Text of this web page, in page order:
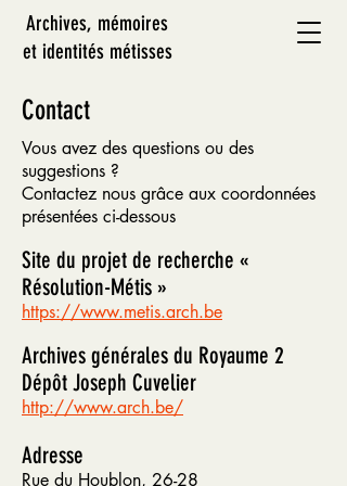
Archives, mémoires
et identités métisses
Contact
Vous avez des questions ou des
suggestions ?
Contactez nous grâce aux coordonnées
présentées ci-dessous
Site du projet de recherche «
Résolution-Métis »
https://www.metis.arch.be
Archives générales du Royaume 2
Dépôt Joseph Cuvelier
http://www.arch.be/
Adresse
Rue du Houblon, 26-28